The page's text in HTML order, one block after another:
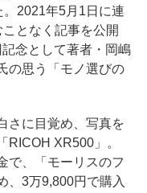
2021年5月1日に連
となく記事を公開
念として著者・岡嶋
の思う「モノ選びの
さに目覚め、写真を
RICOH XR500」。
で、「モーリスのフ
、3万9,800円で購入